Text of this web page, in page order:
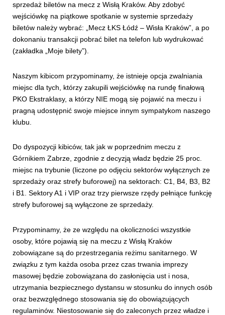
sprzedaż biletów na mecz z Wisłą Kraków. Aby zdobyć
wejściówkę na piątkowe spotkanie w systemie sprzedaży
biletów należy wybrać: „Mecz ŁKS Łódź – Wisła Kraków”, a po
dokonaniu transakcji pobrać bilet na telefon lub wydrukować
(zakładka „Moje bilety”).
Naszym kibicom przypominamy, że istnieje opcja zwalniania
miejsc dla tych, którzy zakupili wejściówkę na rundę finałową
PKO Ekstraklasy, a którzy NIE mogą się pojawić na meczu i
pragną udostępnić swoje miejsce innym sympatykom naszego
klubu.
Do dyspozycji kibiców, tak jak w poprzednim meczu z
Górnikiem Zabrze, zgodnie z decyzją władz będzie 25 proc.
miejsc na trybunie (liczone po odjęciu sektorów wyłącznych ze
sprzedaży oraz strefy buforowej) na sektorach: C1, B4, B3, B2
i B1. Sektory A1 i VIP oraz trzy pierwsze rzędy pełniące funkcję
strefy buforowej są wyłączone ze sprzedaży.
Przypominamy, że ze względu na okoliczności wszystkie
osoby, które pojawią się na meczu z Wisłą Kraków
zobowiązane są do przestrzegania reżimu sanitarnego. W
związku z tym każda osoba przez czas trwania imprezy
masowej będzie zobowiązana do zasłonięcia ust i nosa,
utrzymania bezpiecznego dystansu w stosunku do innych osób
oraz bezwzględnego stosowania się do obowiązujących
regulaminów. Niestosowanie się do zaleconych przez władze i